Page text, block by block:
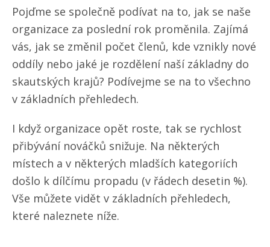
Pojďme se společně podívat na to, jak se naše
organizace za poslední rok proměnila. Zajímá
vás, jak se změnil počet členů, kde vznikly nové
oddíly nebo jaké je rozdělení naší základny do
skautských krajů? Podívejme se na to všechno
v základních přehledech.
I když organizace opět roste, tak se rychlost
přibývání nováčků snižuje. Na některých
místech a v některých mladších kategoriích
došlo k dílčímu propadu (v řádech desetin %).
Vše můžete vidět v základních přehledech,
které naleznete níže.